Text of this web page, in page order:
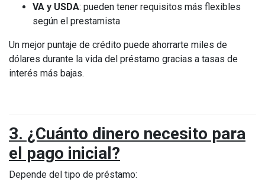
VA y USDA: pueden tener requisitos más flexibles
según el prestamista
Un mejor puntaje de crédito puede ahorrarte miles de
dólares durante la vida del préstamo gracias a tasas de
interés más bajas.
3. ¿Cuánto dinero necesito para
el pago inicial?
Depende del tipo de préstamo: